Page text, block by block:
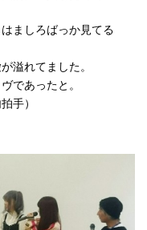
ましろばっか見てる
溢れてました。
であったと。
手）